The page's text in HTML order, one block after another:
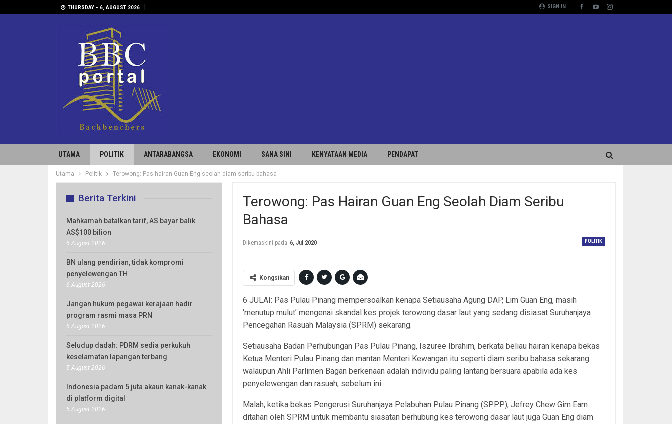
SIGN IN
THURSDAY - 6, AUGUST 2026
UTAMA POLITIK ANTARABANGSA EKONOMI SANA SINI KENYATAAN MEDIA PENDAPAT
Utama Politik Terowong: Pas hairan Guan Eng seolah diam seribu bahasa
Terowong: Pas Hairan Guan Eng Seolah Diam Seribu
Bahasa
POLITIK
Dikemaskini pada 6, Jul 2020
Kongsikan
6 JULAI: Pas Pulau Pinang mempersoalkan kenapa Setiausaha Agung DAP, Lim Guan Eng, masih
‘menutup mulut’ mengenai skandal kes projek terowong dasar laut yang sedang disiasat Suruhanjaya
Pencegahan Rasuah Malaysia (SPRM) sekarang.
Setiausaha Badan Perhubungan Pas Pulau Pinang, Iszuree Ibrahim, berkata beliau hairan kenapa bekas
Ketua Menteri Pulau Pinang dan mantan Menteri Kewangan itu seperti diam seribu bahasa sekarang
walaupun Ahli Parlimen Bagan berkenaan adalah individu paling lantang bersuara apabila ada kes
penyelewengan dan rasuah, sebelum ini.
Malah, ketika bekas Pengerusi Suruhanjaya Pelabuhan Pulau Pinang (SPPP), Jefrey Chew Gim Eam
ditahan oleh SPRM untuk membantu siasatan berhubung kes terowong dasar laut juga Guan Eng diam
Berita Terkini
Mahkamah batalkan tarif, AS bayar balik
AS$100 bilion
6 August 2026
BN ulang pendirian, tidak kompromi
penyelewengan TH
6 August 2026
Jangan hukum pegawai kerajaan hadir
program rasmi masa PRN
6 August 2026
Seludup dadah: PDRM sedia perkukuh
keselamatan lapangan terbang
5 August 2026
Indonesia padam 5 juta akaun kanak-kanak
di platform digital
5 August 2026